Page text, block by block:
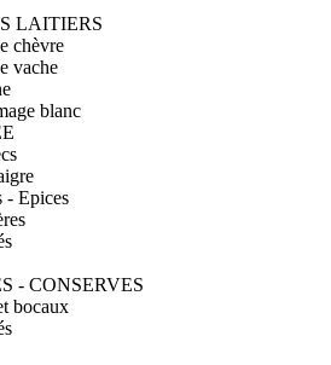
LAITIERS
chèvre
vache
blanc
- Epices
- CONSERVES
bocaux